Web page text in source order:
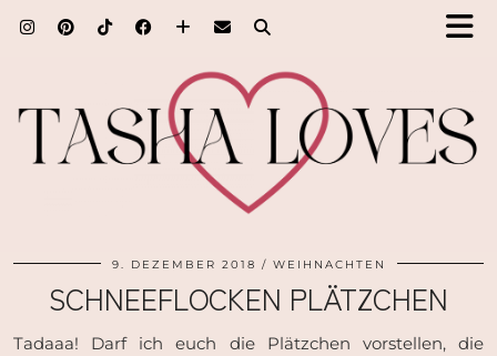
9. DEZEMBER 2018 WEIHNACHTEN
SCHNEEFLOCKEN PLÄTZCHEN
Tadaaa! Darf ich euch die Plätzchen vorstellen, die